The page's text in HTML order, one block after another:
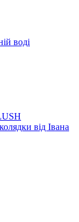
воді
від Івана